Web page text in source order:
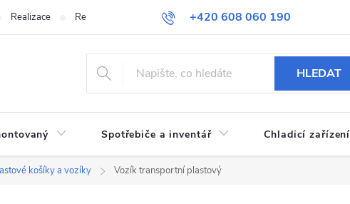
+420 608 060 190
Realizace Reklamace a vrácení zboží Obchodní podmínky
HLEDAT
Spotřebiče a inventář Chladicí zařízení
košíky a vozíky Vozík transportní plastový